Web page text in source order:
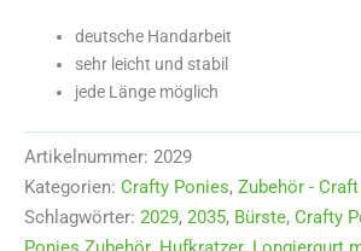
deutsche Handarbeit
sehr leicht und stabil
jede Länge möglich
Artikelnummer: 2029
Kategorien: Crafty Ponies, Zubehör -
Schlagwörter: 2029, 2035, Bürste, Crafty